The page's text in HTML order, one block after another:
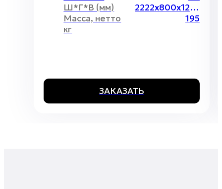
Ш*Г*В (мм)
2222х800х1200 мм
Масса, нетто
кг
195
ЗАКАЗАТЬ